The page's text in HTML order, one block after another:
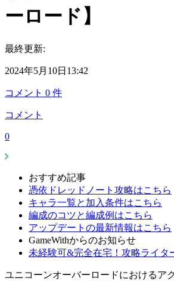
ーロード】
最終更新:
2024年5月10日13:42
コメント 0 件
コメント
0
おすすめ記事
憑依ドレッドノート攻略はこちら
キャラ一覧と加入条件はこちら
編成のコツと編成例はこちら
アップデートの最新情報はこちら
GameWithからのお知らせ
未経験可&完全在宅！攻略ライタ
ユニコーンオーバーロードにおけるア